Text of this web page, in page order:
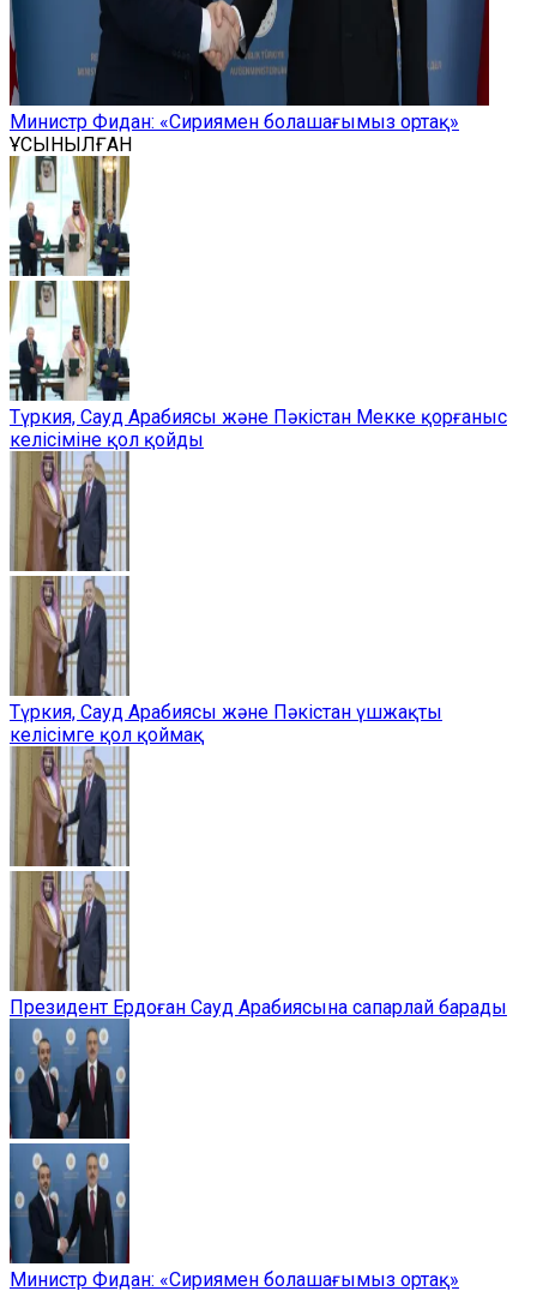
Министр Фидан: «Сириямен болашағымыз ортақ»
ҰСЫНЫЛҒАН
Түркия, Сауд Арабиясы және Пәкістан Мекке қорғаныс
келісіміне қол қойды
Түркия, Сауд Арабиясы және Пәкістан үшжақты
келісімге қол қоймақ
Президент Ердоған Сауд Арабиясына сапарлай барады
Министр Фидан: «Сириямен болашағымыз ортақ»